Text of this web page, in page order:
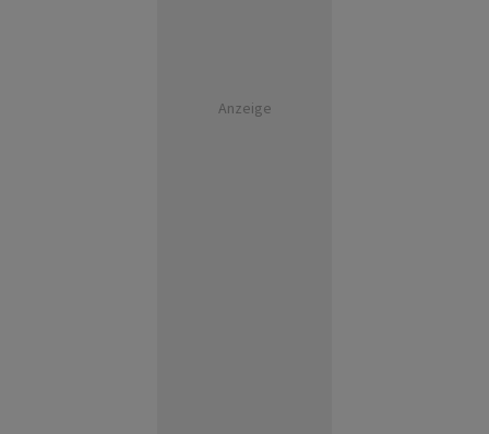
Anzeige